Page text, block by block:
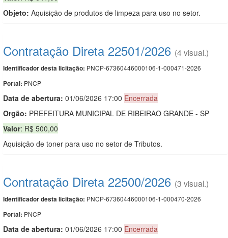
Objeto: Aquisição de produtos de limpeza para uso no setor.
Contratação Direta 22501/2026 (4 visual.)
Identificador desta licitação: PNCP-67360446000106-1-000471-2026
Portal: PNCP
Data de abertura: 01/06/2026 17:00 Encerrada
Orgão: PREFEITURA MUNICIPAL DE RIBEIRAO GRANDE - SP
Valor: R$ 500,00
Aquisição de toner para uso no setor de Tributos.
Contratação Direta 22500/2026 (3 visual.)
Identificador desta licitação: PNCP-67360446000106-1-000470-2026
Portal: PNCP
Data de abertura: 01/06/2026 17:00 Encerrada